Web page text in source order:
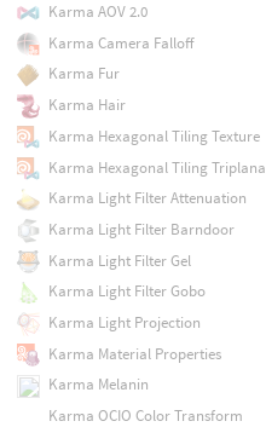
Karma AOV 2.0
Karma Camera Falloff
Karma Fur
Karma Hair
Karma Hexagonal Tiling Texture
Karma Hexagonal Tiling
Karma Light Filter Attenuation
Karma Light Filter Barndoor
Karma Light Filter Gel
Karma Light Filter Gobo
Karma Light Projection
Karma Material Properties
Karma Melanin
Karma OCIO Color Transform